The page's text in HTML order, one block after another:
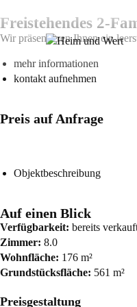
Freistehendes 2-
Wir präsentieren Ihnen ein
mehr informationen
kontakt aufnehmen
Preis auf Anfrage
Objektbeschreibung
Auf einen Blick
Verfügbarkeit: bereits
Zimmer: 8.0
Wohnfläche: 176 m²
Grundstücksfläche: 561 m²
Preisgestaltung